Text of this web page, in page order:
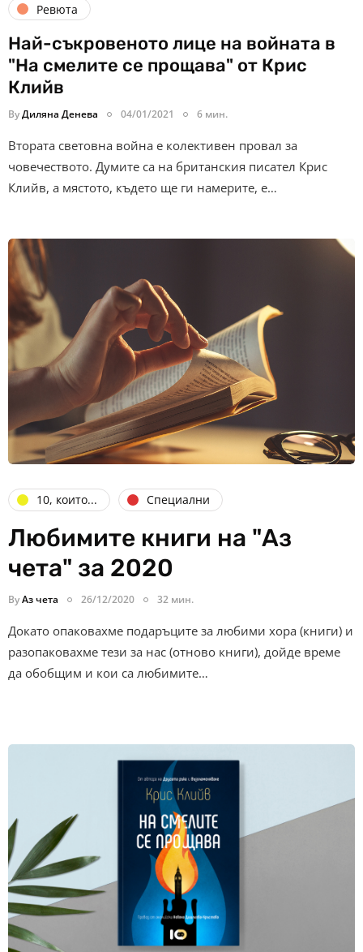
Ревюта
Най-съкровеното лице на войната в
"На смелите се прощава" от Крис
Клийв
ByДиляна Денева 04/01/2021 6 мин.
Втората световна война е колективен провал за
човечеството. Думите са на британския писател Крис
Клийв, а мястото, където ще ги намерите, е…
10, които... Специални
Любимите книги на "Аз
чета" за 2020
ByАз чета 26/12/2020 32 мин.
Докато опаковахме подаръците за любими хора (книги) и
разопаковахме тези за нас (отново книги), дойде време
да обобщим и кои са любимите…